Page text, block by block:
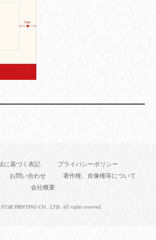
に基づく表記
プライバシーポリシー
お問い合わせ
著作権、肖像権等について
会社概要
FUJII PRINTING CO., LTD. All rights reserved.